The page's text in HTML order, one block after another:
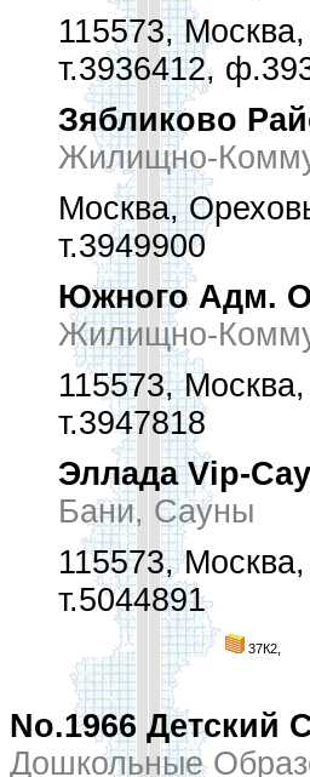
115573,
т.3936412,
Зябликово
Жилищно-
Москва,
т.3949900
Южного Адм.
Жилищно-
115573,
т.3947818
Эллада Vip-
Бани, Сауны
115573,
т.5044891
37К2,
No.1966 Детский
Дошкольные